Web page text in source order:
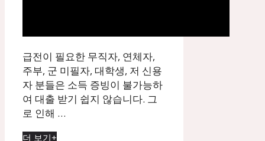
급전이 필요한 무직자, 연체자,
주부, 군 미필자, 대학생, 저 신용
자 분들은 소득 증빙이 불가능하
여 대출 받기 쉽지 않습니다. 그
로 인해 …
더 보기+